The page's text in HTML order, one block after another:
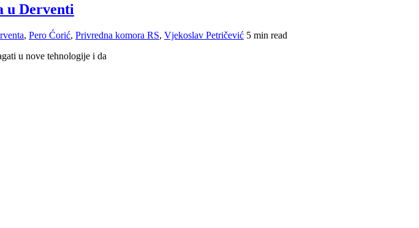
u Derventi
, Pero Ćorić, Privredna komora RS, Vjekoslav Petričević 5 min read
u nove tehnologije i da